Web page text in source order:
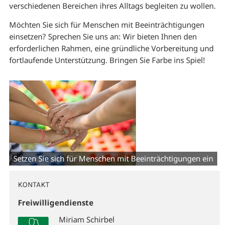
verschiedenen Bereichen ihres Alltags begleiten zu wollen.
Möchten Sie sich für Menschen mit Beeinträchtigungen
einsetzen? Sprechen Sie uns an: Wir bieten Ihnen den
erforderlichen Rahmen, eine gründliche Vorbereitung und
fortlaufende Unterstützung. Bringen Sie Farbe ins Spiel!
Setzen Sie sich für Menschen mit Beeinträchtigungen ein
KONTAKT
Freiwilligendienste
Miriam Schirbel